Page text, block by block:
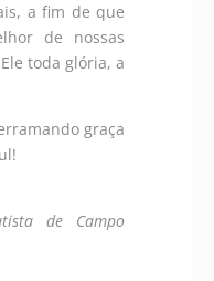
a fim de que
de nossas
toda glória, a
graça
de Campo